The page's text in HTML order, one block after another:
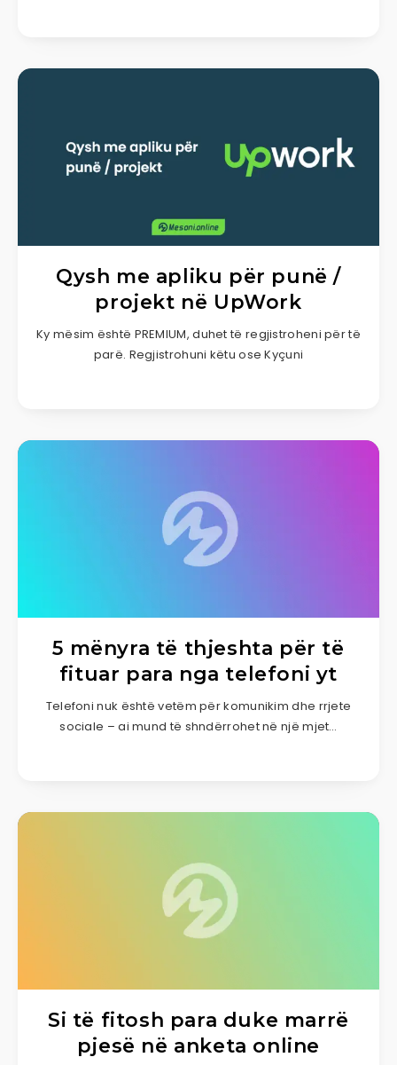
Qysh me apliku për punë /
projekt në UpWork
Ky mësim është PREMIUM, duhet të regjistroheni për të
parë. Regjistrohuni këtu ose Kyçuni
5 mënyra të thjeshta për të
fituar para nga telefoni yt
Telefoni nuk është vetëm për komunikim dhe rrjete
sociale – ai mund të shndërrohet në një mjet…
Si të fitosh para duke marrë
pjesë në anketa online